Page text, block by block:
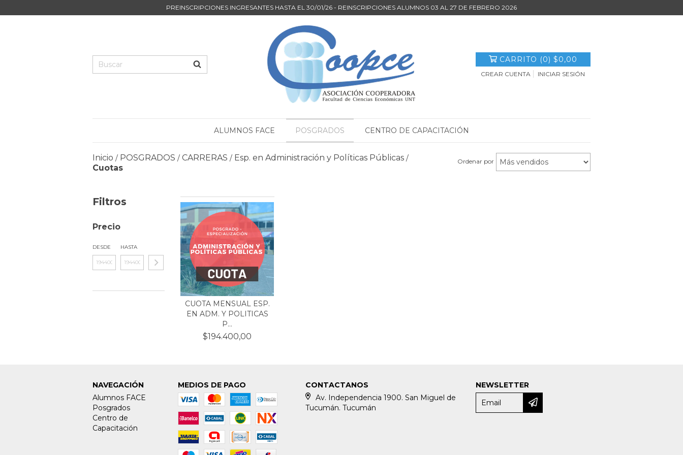
PREINSCRIPCIONES INGRESANTES HASTA EL 30/01/26 - REINSCRIPCIONES ALUMNOS 03 AL 27 DE FEBRERO 2026
CARRITO (0) $0,00
CREAR CUENTA INICIAR SESIÓN
ALUMNOS FACE POSGRADOS CENTRO DE CAPACITACIÓN
Inicio / POSGRADOS / CARRERAS / Esp. en Administración y Políticas Públicas /
Cuotas
Ordenar por
Filtros
Precio
DESDE HASTA
CUOTA MENSUAL ESP.
EN ADM. Y POLITICAS
P...
$194.400,00
NAVEGACIÓN
Alumnos FACE
Posgrados
Centro de
Capacitación
MEDIOS DE PAGO
CONTACTANOS
Av. Independencia 1900. San Miguel de
Tucumán. Tucumán
NEWSLETTER